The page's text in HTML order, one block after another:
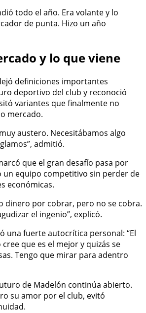
todo el año. Era volante y lo
de punta. Hizo un año
y lo que viene
definiciones importantes
deportivo del club y reconoció
variantes que finalmente no
mercado.
austero. Necesitábamos algo
admitió.
que el gran desafío pasa por
un equipo competitivo sin perder de
económicas.
dinero por cobrar, pero no se cobra.
el ingenio”, explicó.
una fuerte autocrítica personal: “El
que es el mejor y quizás se
Tengo que mirar para adentro
de Madelón continúa abierto.
su amor por el club, evitó